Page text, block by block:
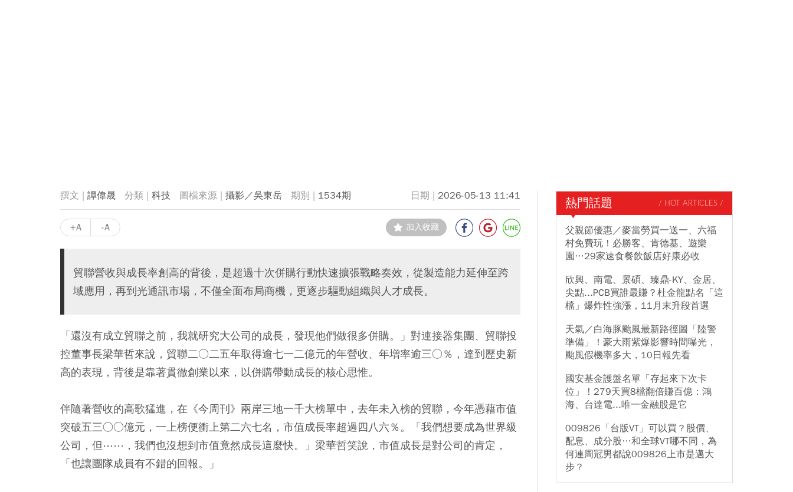
譚偉晟 科技 攝影／吳東岳 1534期 2026-05-13 11:41
+A -A 加入收藏
貿聯營收與成長率創高的背後，是超過十次併購行動快速擴張戰略奏效，從製造能力延伸至跨
域應用，再到光通訊市場，不僅全面布局商機，更逐步驅動組織與人才成長。
「還沒有成立貿聯之前，我就研究大公司的成長，發現他們做很多併購。」對連接器集團、貿聯投
控董事長梁華哲來說，貿聯二○二五年取得逾七一二億元的年營收、年增率逾三○％，達到歷史新
高的表現，背後是靠著貫徹創業以來，以併購帶動成長的核心思惟。
伴隨著營收的高歌猛進，在《今周刊》兩岸三地一千大榜單中，去年未入榜的貿聯，今年憑藉市值
突破五三○○億元，一上榜便衝上第二六七名，市值成長率超過四八六％。「我們想要成為世界級
公司，但⋯⋯，我們也沒想到市值竟然成長這麼快。」梁華哲笑說，市值成長是對公司的肯定，
「也讓團隊成員有不錯的回報。」
熱門話題 / HOT ARTICLES /
父親節優惠／麥當勞買一送一、六福
村免費玩！必勝客、肯德基、遊樂
園…29家速食餐飲飯店好康必收
欣興、南電、景碩、臻鼎-KY、金居、
尖點...PCB買誰最賺？杜金龍點名「這
檔」爆炸性強漲，11月末升段首選
天氣／白海豚颱風最新路徑圖「陸警
準備」！豪大雨紫爆影響時間曝光，
颱風假機率多大，10日報先看
國安基金護盤名單「存起來下次卡
位」！279天買8檔翻倍賺百億：鴻
海、台達電...唯一金融股是它
009826「台版VT」可以買？股價、
配息、成分股…和全球VT哪不同，為
何連周冠男都說009826上市是邁大
步？